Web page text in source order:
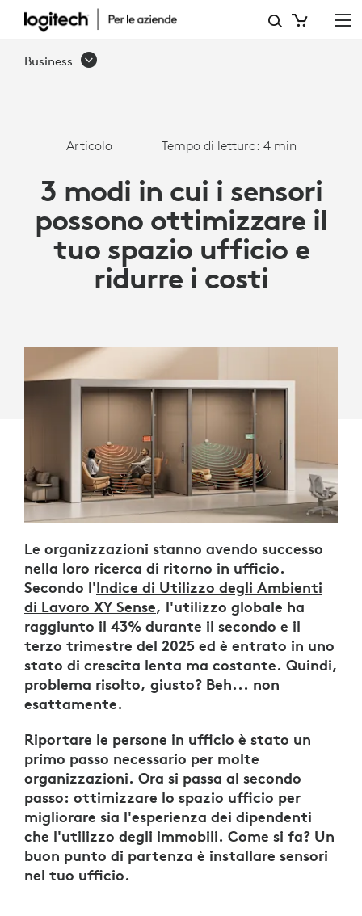
MODI
SENSORI
POSSONO
OTTIMIZZARE
UFFICIO
RIDURRE
COSTI
Business
Articolo Tempo di lettura: 4 min
3 modi in cui i sensori
possono ottimizzare il
tuo spazio ufficio e
ridurre i costi
Le organizzazioni stanno avendo successo
nella loro ricerca di ritorno in ufficio.
Secondo l'Indice di Utilizzo degli Ambienti
di Lavoro XY Sense, l'utilizzo globale ha
raggiunto il 43% durante il secondo e il
terzo trimestre del 2025 ed è entrato in uno
stato di crescita lenta ma costante. Quindi,
problema risolto, giusto? Beh... non
esattamente.
Riportare le persone in ufficio è stato un
primo passo necessario per molte
organizzazioni. Ora si passa al secondo
passo: ottimizzare lo spazio ufficio per
migliorare sia l'esperienza dei dipendenti
che l'utilizzo degli immobili. Come si fa? Un
buon punto di partenza è installare sensori
nel tuo ufficio.